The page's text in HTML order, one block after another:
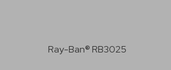
Ray-Ban® RB3025